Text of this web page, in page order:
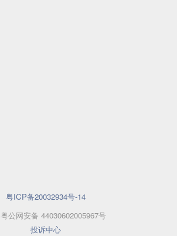
粤ICP备20032934号-14
粤公网安备 44030602005967号
投诉中心